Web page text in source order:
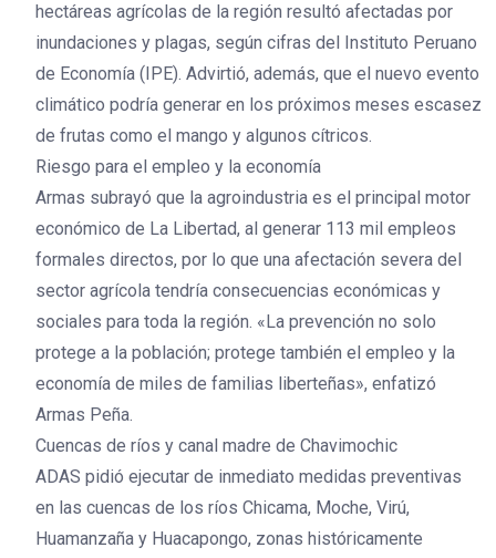
hectáreas agrícolas de la región resultó afectadas por
inundaciones y plagas, según cifras del Instituto Peruano
de Economía (IPE). Advirtió, además, que el nuevo evento
climático podría generar en los próximos meses escasez
de frutas como el mango y algunos cítricos.
Riesgo para el empleo y la economía
Armas subrayó que la agroindustria es el principal motor
económico de La Libertad, al generar 113 mil empleos
formales directos, por lo que una afectación severa del
sector agrícola tendría consecuencias económicas y
sociales para toda la región. «La prevención no solo
protege a la población; protege también el empleo y la
economía de miles de familias liberteñas», enfatizó
Armas Peña.
Cuencas de ríos y canal madre de Chavimochic
ADAS pidió ejecutar de inmediato medidas preventivas
en las cuencas de los ríos Chicama, Moche, Virú,
Huamanzaña y Huacapongo, zonas históricamente